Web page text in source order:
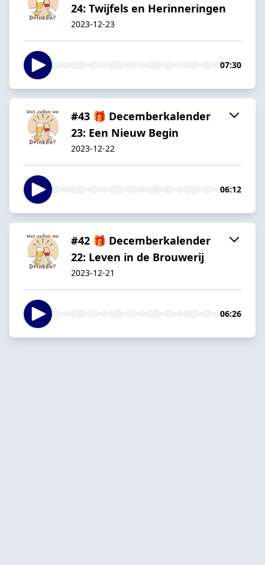
24: Twijfels en Herinneringen
2023-12-23
07:30
#43 🎁 Decemberkalender
23: Een Nieuw Begin
2023-12-22
06:12
#42 🎁 Decemberkalender
22: Leven in de Brouwerij
2023-12-21
06:26